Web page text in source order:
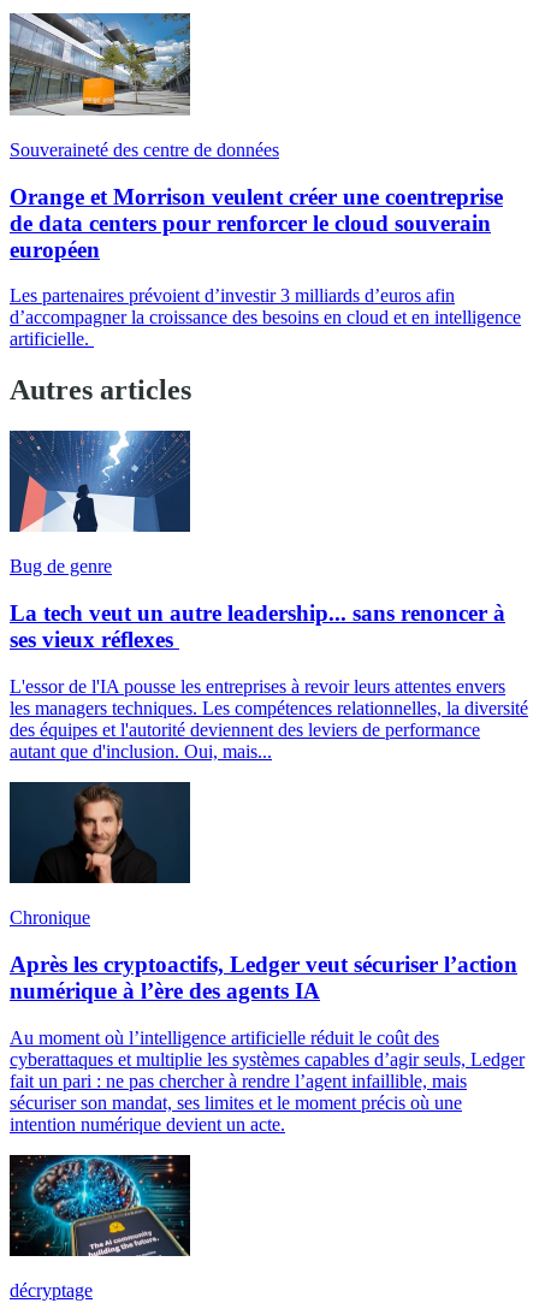
Souveraineté des centre de données
Orange et Morrison veulent créer une coentreprise
de data centers pour renforcer le cloud souverain
européen
Les partenaires prévoient d’investir 3 milliards d’euros afin
d’accompagner la croissance des besoins en cloud et en intelligence
artificielle.
Autres articles
Bug de genre
La tech veut un autre leadership... sans renoncer à
ses vieux réflexes
L'essor de l'IA pousse les entreprises à revoir leurs attentes envers
les managers techniques. Les compétences relationnelles, la diversité
des équipes et l'autorité deviennent des leviers de performance
autant que d'inclusion. Oui, mais...
Chronique
Après les cryptoactifs, Ledger veut sécuriser l’action
numérique à l’ère des agents IA
Au moment où l’intelligence artificielle réduit le coût des
cyberattaques et multiplie les systèmes capables d’agir seuls, Ledger
fait un pari : ne pas chercher à rendre l’agent infaillible, mais
sécuriser son mandat, ses limites et le moment précis où une
intention numérique devient un acte.
décryptage